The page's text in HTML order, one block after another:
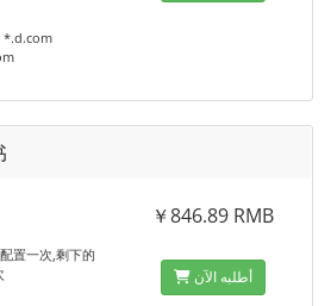
*.d.com
置一次,剩下的
￥846.89 RMB
أطلبه الآن